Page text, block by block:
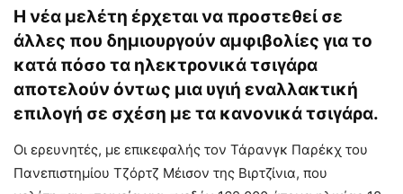
Η νέα μελέτη έρχεται να προστεθεί σε
άλλες που δημιουργούν αμφιβολίες για το
κατά πόσο τα ηλεκτρονικά τσιγάρα
αποτελούν όντως μια υγιή εναλλακτική
επιλογή σε σχέση με τα κανονικά τσιγάρα.
Οι ερευνητές, με επικεφαλής τον Τάρανγκ Παρέκχ του
Πανεπιστημίου Τζόρτζ Μέισον της Βιρτζίνια, που